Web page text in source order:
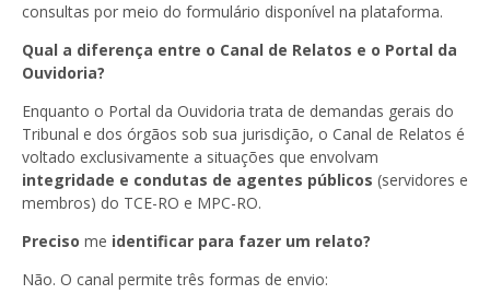
consultas por meio do formulário disponível na plataforma.
Qual a diferença entre o Canal de Relatos e o Portal da
Ouvidoria?
Enquanto o Portal da Ouvidoria trata de demandas gerais do
Tribunal e dos órgãos sob sua jurisdição, o Canal de Relatos é
voltado exclusivamente a situações que envolvam
integridade e condutas de agentes públicos (servidores e
membros) do TCE-RO e MPC-RO.
Preciso me identificar para fazer um relato?
Não. O canal permite três formas de envio: